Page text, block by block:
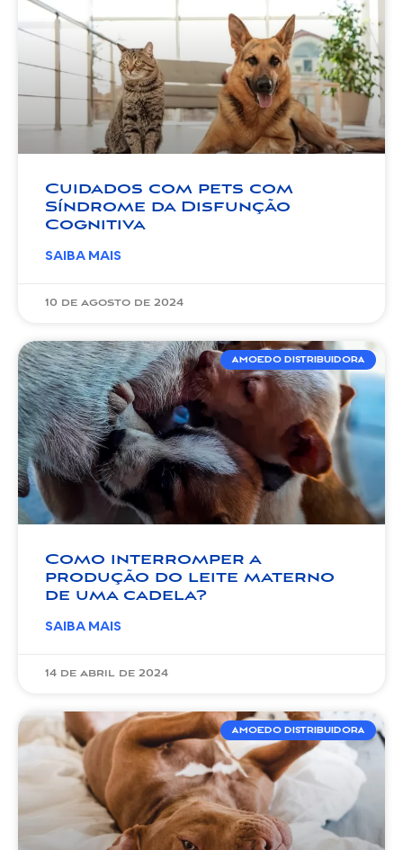
Cuidados com pets com
Síndrome da Disfunção
Cognitiva
SAIBA MAIS
10 de agosto de 2024
AMOEDO DISTRIBUIDORA
Como interromper a
produção do leite materno
de uma cadela?
SAIBA MAIS
14 de abril de 2024
AMOEDO DISTRIBUIDORA